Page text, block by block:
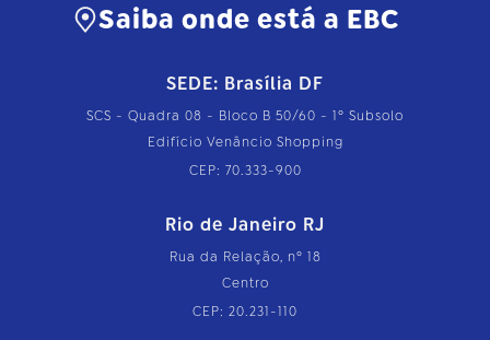
Saiba onde está a EBC
SEDE: Brasília DF
SCS - Quadra 08 - Bloco B 50/60 - 1º Subsolo
Edifício Venâncio Shopping
CEP: 70.333-900
Rio de Janeiro RJ
Rua da Relação, nº 18
Centro
CEP: 20.231-110